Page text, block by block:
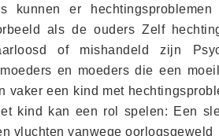
kunnen er
als de ouders Zelf
of mishandeld zijn
en moeders die een
vaker een kind met
kind kan een rol spelen: Een
vluchten vanwege oorlogsgeweld